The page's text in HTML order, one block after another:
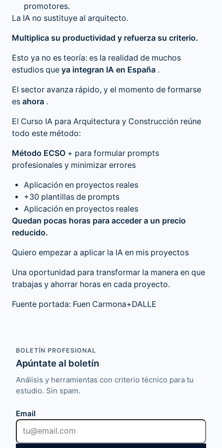
promotores.
La IA no sustituye al arquitecto.
Multiplica su productividad y refuerza su criterio.
Esto ya no es teoría: es la realidad de muchos
estudios que ya integran IA en España .
El sector avanza rápido, y el momento de formarse
es ahora .
El Curso IA para Arquitectura y Construcción reúne
todo este método:
Método ECSO + para formular prompts
profesionales y minimizar errores
Aplicación en proyectos reales
+30 plantillas de prompts
Aplicación en proyectos reales
Quedan pocas horas para acceder a un precio
reducido.
Quiero empezar a aplicar la IA en mis proyectos
Una oportunidad para transformar la manera en que
trabajas y ahorrar horas en cada proyecto.
Fuente portada: Fuen Carmona+DALLE
BOLETÍN PROFESIONAL
Apúntate al boletín
Análisis y herramientas con criterio técnico para tu
estudio. Sin spam.
Email